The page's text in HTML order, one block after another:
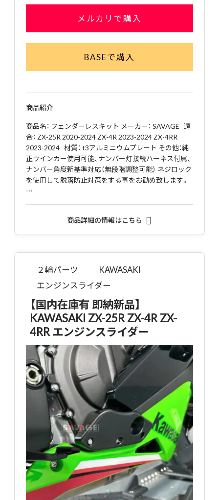
メルカリで購入
BASEで購入
商品紹介
商品名： フェンダーレスキット メーカー： SAVAGE 適
合： ZX-25R 2020-2024 ZX-4R 2023-2024 ZX-4RR
2023-2024 材質： t3アルミニウムプレート その他：純
正ウインカー使用可能、ナンバー灯接続ハーネス付属、
ナンバー角度新基準対応（無段階調整可能） ネジロック
を使用して脱落防止対策をする事をお勧め致します。
…
商品詳細の情報はこちら
２輪パーツ
KAWASAKI
エンジンスライダー
【国内在庫有 即納新品】
KAWASAKI ZX-25R ZX-4R ZX-
4RR エンジンスライダー